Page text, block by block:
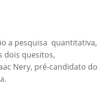
a pesquisa quantitativa,
dois quesitos,
Nery, pré-candidato do